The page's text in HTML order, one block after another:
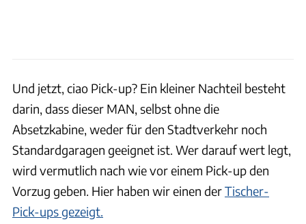
Und jetzt, ciao Pick-up? Ein kleiner Nachteil besteht
darin, dass dieser MAN, selbst ohne die
Absetzkabine, weder für den Stadtverkehr noch
Standardgaragen geeignet ist. Wer darauf wert legt,
wird vermutlich nach wie vor einem Pick-up den
Vorzug geben. Hier haben wir einen derTischer-
Pick-ups gezeigt.